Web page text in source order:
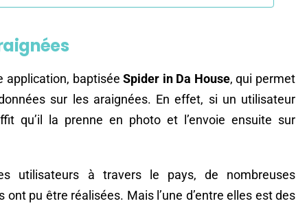
application, baptiséeSpider in Da House, qui permet
sur les araignées. En effet, si un utilisateur
qu’il la prenne en photo et l’envoie ensuite sur
utilisateurs à travers le pays, de nombreuses
pu être réalisées. Mais l’une d’entre elles est des